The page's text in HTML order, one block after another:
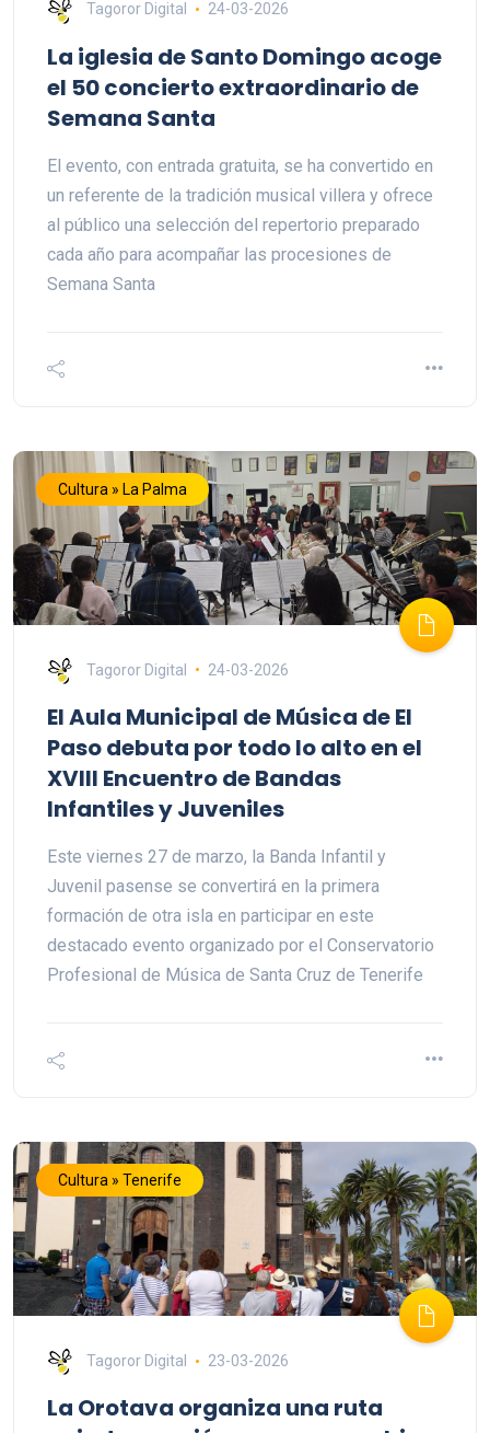
Tagoror Digital 24-03-2026
La iglesia de Santo Domingo acoge
el 50 concierto extraordinario de
Semana Santa
El evento, con entrada gratuita, se ha convertido en
un referente de la tradición musical villera y ofrece
al público una selección del repertorio preparado
cada año para acompañar las procesiones de
Semana Santa
Cultura » La Palma
Tagoror Digital 24-03-2026
El Aula Municipal de Música de El
Paso debuta por todo lo alto en el
XVIII Encuentro de Bandas
Infantiles y Juveniles
Este viernes 27 de marzo, la Banda Infantil y
Juvenil pasense se convertirá en la primera
formación de otra isla en participar en este
destacado evento organizado por el Conservatorio
Profesional de Música de Santa Cruz de Tenerife
Cultura » Tenerife
Tagoror Digital 23-03-2026
La Orotava organiza una ruta